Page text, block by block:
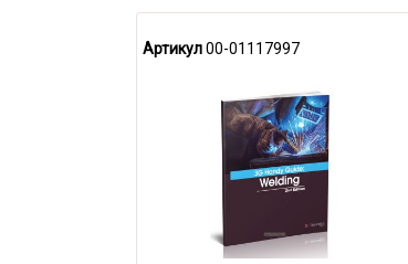
Артикул00-01117997